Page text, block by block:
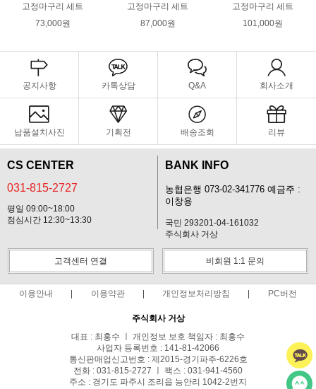
고정마구리 세트
73,000원
고정마구리 세트
87,000원
고정마구리 세트
101,000원
공지사항 카톡상담 Q&A 회사소개
납품설치사진 기획전 배송조회 리뷰
CS CENTER
031-815-2727
평일 09:00~18:00
점심시간 12:30~13:30
BANK INFO
농협은행 073-02-341776 예금주 :
이창용
국민 293201-04-161032
주식회사 거상
고객센터 연결 비회원 1:1 문의
이용안내 이용약관 개인정보처리방침 PC버전
주식회사 거상
대표 : 최홍수 ㅣ 개인정보 보호 책임자 : 최홍수
사업자 등록번호 : 141-81-42066
통신판매업신고번호 : 제2015-경기파주-6226호
전화 : 031-815-2727 ㅣ 팩스 : 031-941-4560
주소 : 경기도 파주시 조리읍 능안리 1042-2번지